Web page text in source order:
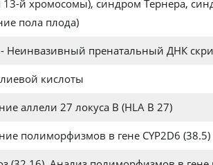
13-й хромосомы), синдром Тернера,
пола плода)
Неинвазивный пренатальный ДНК
кислоты
аллели 27 локуса В (HLA B 27)
полиморфизмов в гене CYP2D6 (38.5)